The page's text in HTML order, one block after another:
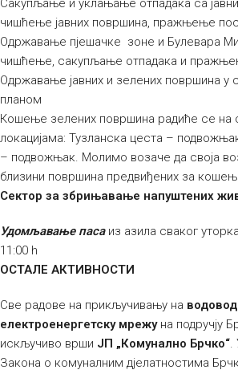
Сакупљање и уклањање отпадака са
чишћење јавних површина, пражњење
Одржавање пјешачке зоне и Булевара
чишћење, сакупљање отпадака и
Одржавање јавних и зелених површина у
планом
Кошење зелених површина радиће се на
локацијама: Тузланска цеста –
– подвожњак. Молимо возаче да своја
близини површина предвиђених за
Сектор за збрињавање напуштених
Удомљавање пасаиз азила сваког
11:00 h
ОСТАЛЕ АКТИВНОСТИ
Све радове на прикључивању на
електроенергетску мрежуна подручју
искључиво врши ЈП „Комунално Брчко“.
Закона о комуналним дјелатностима